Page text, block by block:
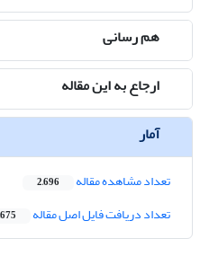
هم رسانی
ارجاع به این مقاله
آمار
تعداد مشاهده مقاله 2,696
تعداد دریافت فایل اصل مقاله